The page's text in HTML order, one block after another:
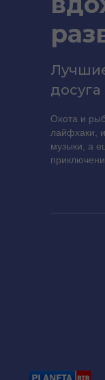
Охота и
лайфхаки,
музыки, а
досуга